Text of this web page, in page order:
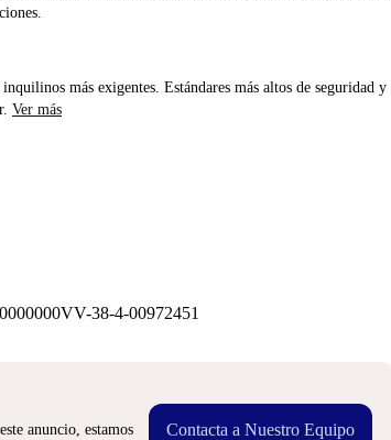
más exigentes. Estándares más altos de seguridad y
Ver más
38-4-00972451
anuncio, estamos
Contacta a Nuestro Equipo